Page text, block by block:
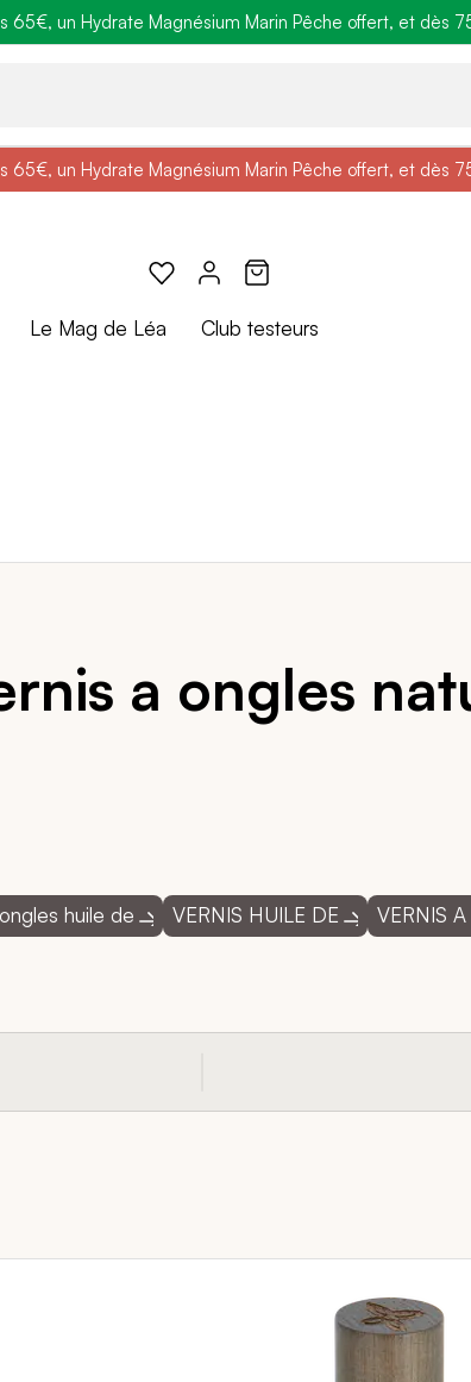
de-25% + Livraison offertedès 30€ d'achat avec le
BRADERIE :-40% sur une sélection de produits
65€, un Hydrate Magnésium Marin Pêche offert, et dès
de-25% + Livraison offertedès 30€ d'achat avec le
Braderie :-40% sur une sélection de produits
65€, un Hydrate Magnésium Marin Pêche offert, et dès
Le Mag de Léa
Club testeurs
a ongles
huile de VERNIS HUILE DE VERNIS